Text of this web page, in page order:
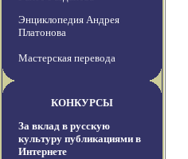
Энциклопедия Андрея
Платонова
Мастерская перевода
КОНКУРСЫ
За вклад в русскую
культуру публикациями в
Интернете